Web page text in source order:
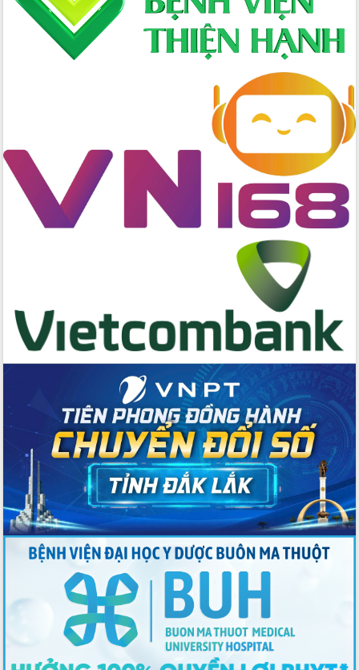
Quyết liệt tháo gỡ vướng mắc, đẩy
nhanh tiến độ các dự án trọng điểm
trong Khu kinh tế Nam Phú Yên
Hòn Yến phát triển du lịch gắn với bảo
Phát động chiến dịch 30 ngày đêm
giải phóng mặt bằng Tuyến đường bộ
ven biển
Đắk Lắk nỗ lực thúc đẩy tăng trưởng
kinh tế từ 10% trở lên trong Quý
Thứ trưởng Bộ Y tế làm việc với tỉnh
Đắk Lắk về phát triển nhân lực y tế
cho trạm y tế cấp xã
Du lịch Đắk Lắk nâng tầm trải nghiệm
du khách thông qua Hệ thống cơ sở dữ
liệu và Bản đồ số
Tập huấn ứng dụng trí tuệ nhân tạo (AI)
trong thương mại điện tử năm 2026
Đoàn đại biểu Quốc hội tỉnh Đắk Lắk
trao đổi thông tin trước Kỳ họp thứ
nhất, Quốc hội khóa XVI
Quyết liệt cải cách hành chính, khơi
thông nguồn lực phát triển
Nâng cao hiệu lực, hiệu quả HĐND
tỉnh thông qua hiện đại hóa hành chính
Xã Ea Phê gắn cải cách hành chính với
chuyển đổi số
Phó Chủ tịch Thường trực UBND tỉnh
Hồ Thị Nguyên Thảo làm việc tại Trung